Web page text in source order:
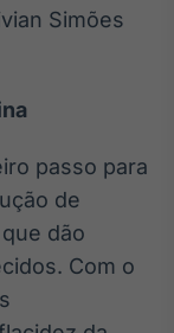
Simões
passo para
de
dão
Com o